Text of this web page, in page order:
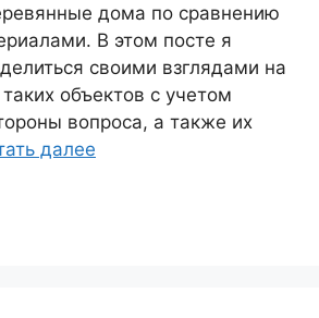
дома по сравнению
В этом посте я
своими взглядами на
объектов с учетом
вопроса, а также их
далее